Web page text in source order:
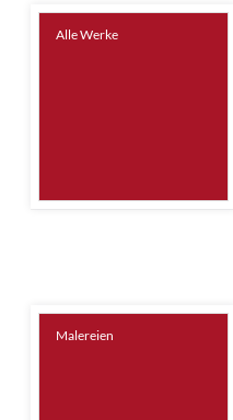
Alle Werke
Malereien